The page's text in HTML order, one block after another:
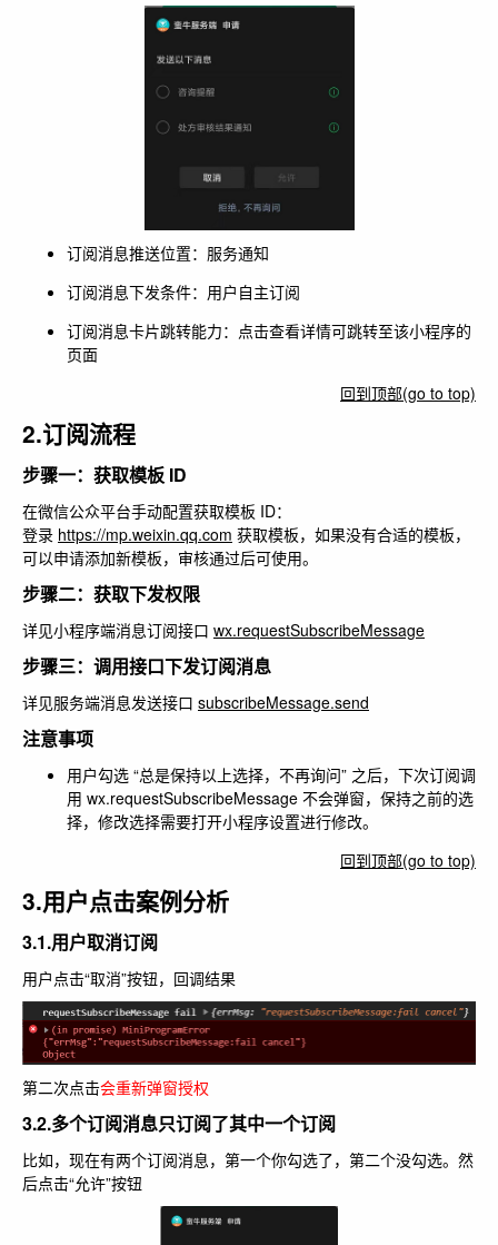
订阅消息推送位置：服务通知
订阅消息下发条件：用户自主订阅
订阅消息卡片跳转能力：点击查看详情可跳转至该小程序的
页面
回到顶部(go to top)
2.订阅流程
步骤一：获取模板 ID
在微信公众平台手动配置获取模板 ID：
登录 https://mp.weixin.qq.com 获取模板，如果没有合适的模板，
可以申请添加新模板，审核通过后可使用。
步骤二：获取下发权限
详见小程序端消息订阅接口 wx.requestSubscribeMessage
步骤三：调用接口下发订阅消息
详见服务端消息发送接口 subscribeMessage.send
注意事项
用户勾选 “总是保持以上选择，不再询问” 之后，下次订阅调
用 wx.requestSubscribeMessage 不会弹窗，保持之前的选
择，修改选择需要打开小程序设置进行修改。
回到顶部(go to top)
3.用户点击案例分析
3.1.用户取消订阅
用户点击“取消”按钮，回调结果
第二次点击会重新弹窗授权
3.2.多个订阅消息只订阅了其中一个订阅
比如，现在有两个订阅消息，第一个你勾选了，第二个没勾选。然
后点击“允许”按钮